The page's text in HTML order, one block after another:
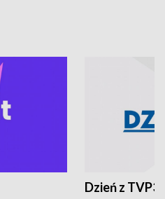
Dzień z TVP3